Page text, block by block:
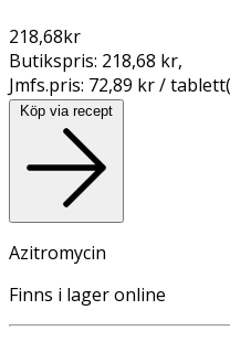
218,68kr
Butikspris: 218,68 kr,
Jmfs.pris: 72,89 kr /
Köp via recept
Azitromycin
Finns i lager online